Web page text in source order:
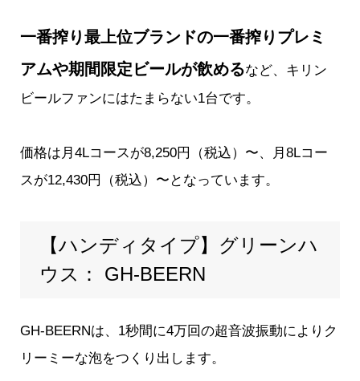
一番搾り最上位ブランドの一番搾りプレミ
アムや期間限定ビールが飲めるなど、キリン
ビールファンにはたまらない1台です。
価格は月4Lコースが8,250円（税込）〜、月8Lコー
スが12,430円（税込）〜となっています。
【ハンディタイプ】グリーンハ
ウス： GH-BEERN
GH-BEERNは、1秒間に4万回の超音波振動によりク
リーミーな泡をつくり出します。